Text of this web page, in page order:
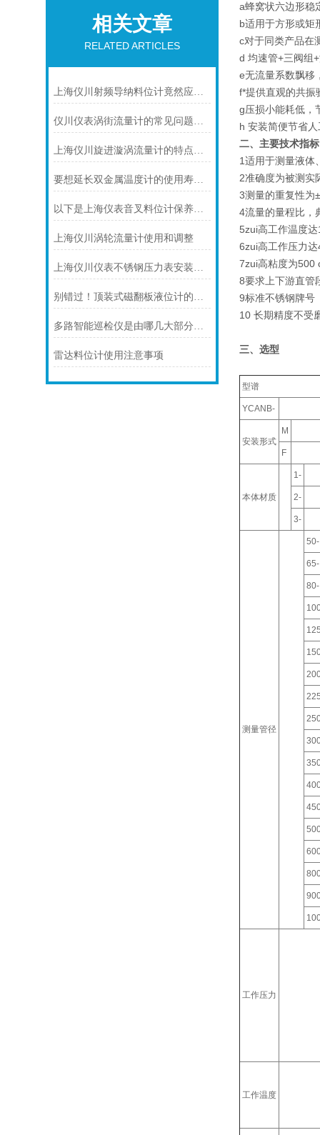
相关文章
RELATED ARTICLES
上海仪川射频导纳料位计竟然应用如此广泛
仪川仪表涡街流量计的常见问题及解决方法如下
上海仪川旋进漩涡流量计的特点介绍
要想延长双金属温度计的使用寿命可少不了以下步骤
以下是上海仪表音叉料位计保养的技巧
上海仪川涡轮流量计使用和调整
上海仪川仪表不锈钢压力表安装注意事项
别错过！顶装式磁翻板液位计的适用版图，一文解锁核心场景
多路智能巡检仪是由哪几大部分组成的呢？
雷达料位计使用注意事项
a蜂窝状六边形稳
b适用于方形或矩
c对于同类产品在
d 均速管+三阀组
e无流量系数飘移
f*提供直观的共振
g压损小能耗低，
h 安装简便节省
二、主要技术指标
1适用于测量液体
2准确度为被测实
3测量的重复性为
4流量的量程比，
5zui高工作温度
6zui高工作压力
7zui高粘度为500
8要求上下游直管
9标准不锈钢牌号
10 长期精度不受
三、选型
型谱
YCANB-
安装形式
M
F
本体材质
1-
2-
3-
测量管径
50-
65-
80-
工作压力
工作温度